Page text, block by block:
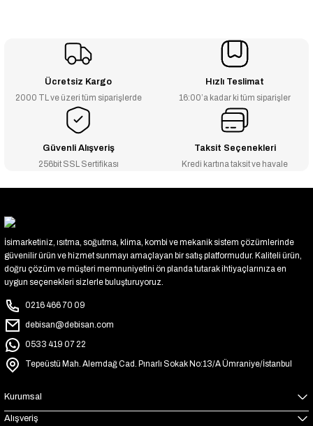
Ücretsiz Kargo
2000 TL ve üzeri tüm siparişlerde
Hızlı Teslimat
16:00’a kadar ki tüm siparişler
Güvenli Alışveriş
256bit SSL Sertifikası
Taksit Seçenekleri
Kredi kartına taksit ve havale
İsimarketiniz, ısıtma, soğutma, klima, kombi ve mekanik sistem çözümlerinde
güvenilir ürün ve hizmet sunmayı amaçlayan bir satış platformudur. Kaliteli ürün,
doğru çözüm ve müşteri memnuniyetini ön planda tutarak ihtiyaçlarınıza en
uygun seçenekleri sizlerle buluşturuyoruz.
0216 466 70 09
debisan@debisan.com
0533 419 07 22
Tepeüstü Mah. Alemdağ Cad. Pınarlı Sokak No:13/A Ümraniye/İstanbul
Kurumsal
Alışveriş